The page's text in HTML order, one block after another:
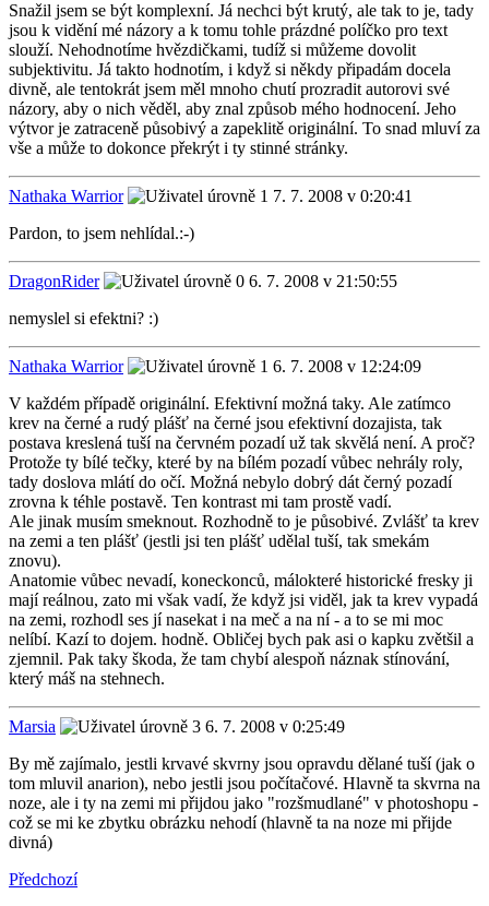
Snažil jsem se být komplexní. Já nechci být krutý, ale tak to je, tady
jsou k vidění mé názory a k tomu tohle prázdné políčko pro text
slouží. Nehodnotíme hvězdičkami, tudíž si můžeme dovolit
subjektivitu. Já takto hodnotím, i když si někdy připadám docela
divně, ale tentokrát jsem měl mnoho chutí prozradit autorovi své
názory, aby o nich věděl, aby znal způsob mého hodnocení. Jeho
výtvor je zatraceně působivý a zapeklitě originální. To snad mluví za
vše a může to dokonce překrýt i ty stinné stránky.
Nathaka Warrior
7. 7. 2008 v 0:20:41
Pardon, to jsem nehlídal.:-)
DragonRider
6. 7. 2008 v 21:50:55
nemyslel si efektni? :)
Nathaka Warrior
6. 7. 2008 v 12:24:09
V každém případě originální. Efektivní možná taky. Ale zatímco
krev na černé a rudý plášť na černé jsou efektivní dozajista, tak
postava kreslená tuší na červném pozadí už tak skvělá není. A proč?
Protože ty bílé tečky, které by na bílém pozadí vůbec nehrály roly,
tady doslova mlátí do očí. Možná nebylo dobrý dát černý pozadí
zrovna k téhle postavě. Ten kontrast mi tam prostě vadí.
Ale jinak musím smeknout. Rozhodně to je působivé. Zvlášť ta krev
na zemi a ten plášť (jestli jsi ten plášť udělal tuší, tak smekám
znovu).
Anatomie vůbec nevadí, koneckonců, málokteré historické fresky ji
mají reálnou, zato mi však vadí, že když jsi viděl, jak ta krev vypadá
na zemi, rozhodl ses jí nasekat i na meč a na ní - a to se mi moc
nelíbí. Kazí to dojem. hodně. Obličej bych pak asi o kapku zvětšil a
zjemnil. Pak taky škoda, že tam chybí alespoň náznak stínování,
který máš na stehnech.
Marsia
6. 7. 2008 v 0:25:49
By mě zajímalo, jestli krvavé skvrny jsou opravdu dělané tuší (jak o
tom mluvil anarion), nebo jestli jsou počítačové. Hlavně ta skvrna na
noze, ale i ty na zemi mi přijdou jako "rozšmudlané" v photoshopu -
což se mi ke zbytku obrázku nehodí (hlavně ta na noze mi přijde
divná)
Předchozí